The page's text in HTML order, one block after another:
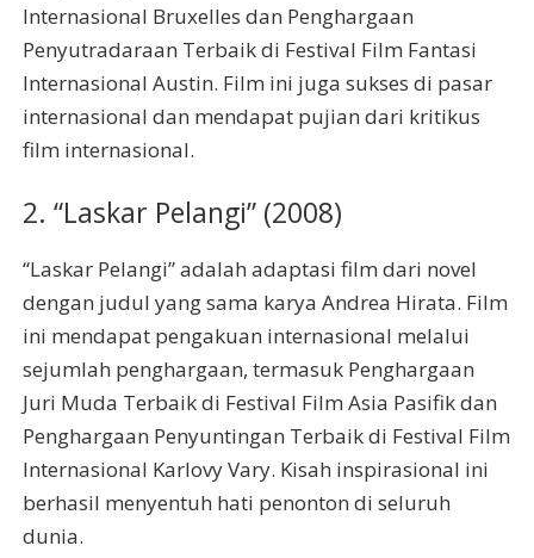
Internasional Bruxelles dan Penghargaan
Penyutradaraan Terbaik di Festival Film Fantasi
Internasional Austin. Film ini juga sukses di pasar
internasional dan mendapat pujian dari kritikus
film internasional.
2. “Laskar Pelangi” (2008)
“Laskar Pelangi” adalah adaptasi film dari novel
dengan judul yang sama karya Andrea Hirata. Film
ini mendapat pengakuan internasional melalui
sejumlah penghargaan, termasuk Penghargaan
Juri Muda Terbaik di Festival Film Asia Pasifik dan
Penghargaan Penyuntingan Terbaik di Festival Film
Internasional Karlovy Vary. Kisah inspirasional ini
berhasil menyentuh hati penonton di seluruh
dunia.